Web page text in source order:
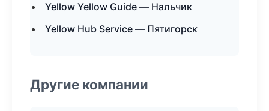
Yellow Yellow Guide — Нальчик
Yellow Hub Service — Пятигорск
Другие компании